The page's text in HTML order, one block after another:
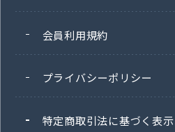
会員利用規約
プライバシーポリシー
特定商取引法に基づく表示